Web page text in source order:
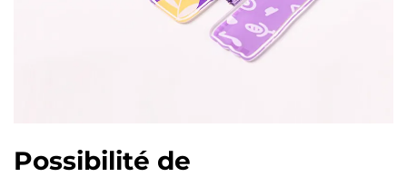
Possibilité de